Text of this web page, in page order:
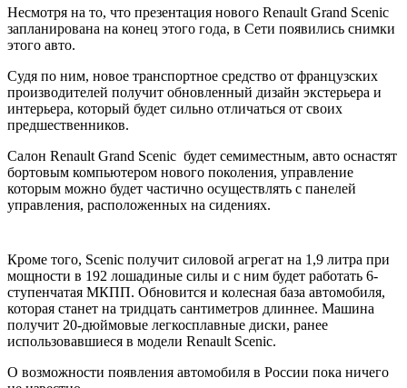
Несмотря на то, что презентация нового Renault Grand Scenic
запланирована на конец этого года, в Сети появились снимки
этого авто.
Судя по ним, новое транспортное средство от французских
производителей получит обновленный дизайн экстерьера и
интерьера, который будет сильно отличаться от своих
предшественников.
Салон Renault Grand Scenic будет семиместным, авто оснастят
бортовым компьютером нового поколения, управление
которым можно будет частично осуществлять с панелей
управления, расположенных на сидениях.
Кроме того, Scenic получит силовой агрегат на 1,9 литра при
мощности в 192 лошадиные силы и с ним будет работать 6-
ступенчатая МКПП. Обновится и колесная база автомобиля,
которая станет на тридцать сантиметров длиннее. Машина
получит 20-дюймовые легкосплавные диски, ранее
использовавшиеся в модели Renault Scenic.
О возможности появления автомобиля в России пока ничего